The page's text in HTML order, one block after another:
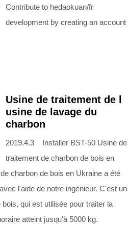
Contribute to hedaokuan/fr
development by creating an account
Usine de traitement de l
usine de lavage du
charbon
2019.4.3 Installer BST-50 Usine de
traitement de charbon de bois en
charbon de bois en Ukraine a été
l'aide de notre ingénieur. C'est un
qui est utilisée pour traiter la
atteint jusqu'à 5000 kg.